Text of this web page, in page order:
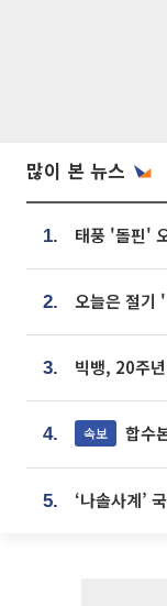
많이 본 뉴스
1.
2. 오늘은 절기
3.
4. 속보 합수본,
5.